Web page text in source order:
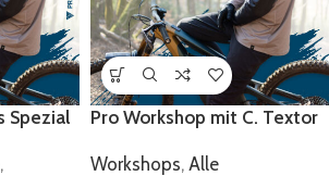
Spezial
,
Pro Workshop mit C. Textor
Workshops, Alle